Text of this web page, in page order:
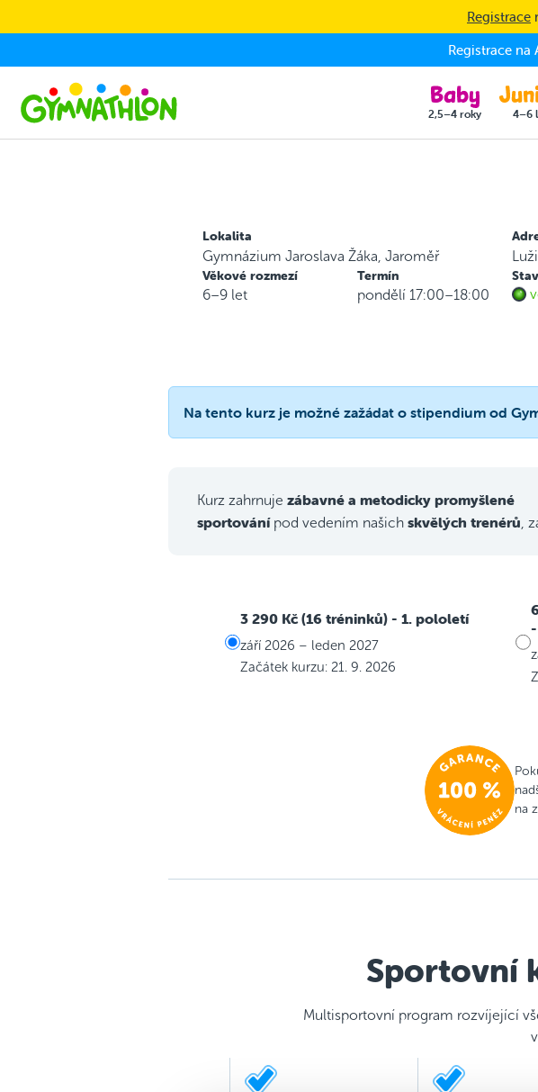
Registrace
Registrace
2,5–4 roky 4–6
Lokalita
Gymnázium Jaroslava Žáka, Jaroměř
Věkové rozmezí
6–9 let
Termín
pondělí 17:00–18:00
Stav
Na tento kurz je možné zažádat o stipendium od
Kurz zahrnuje zábavné a metodicky promyšlené
sportovánípod vedením našich skvělých trenérů ,
3 290 Kč (16 tréninků) - 1. pololetí
září 2026 – leden 2027
Začátek kurzu: 21. 9. 2026
na
Sportovní
Multisportovní program rozvíjející